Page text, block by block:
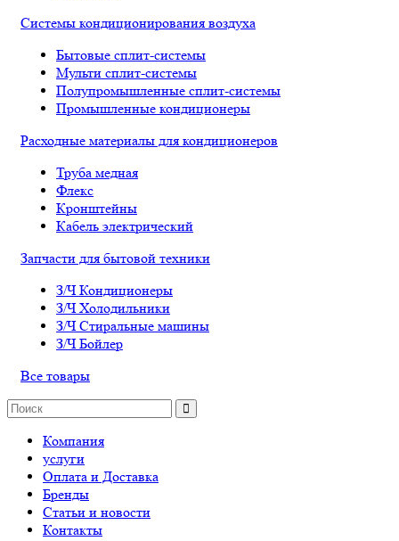
Системы кондиционирования воздуха
Бытовые сплит-системы
Мульти сплит-системы
Полупромышленные сплит-системы
Промышленные кондиционеры
Расходные материалы для кондиционеров
Труба медная
Флекс
Кронштейны
Кабель электрический
Запчасти для бытовой техники
З/Ч Кондиционеры
З/Ч Холодильники
З/Ч Стиральные машины
З/Ч Бойлер
Все товары
Компания
услуги
Оплата и Доставка
Бренды
Статьи и новости
Контакты